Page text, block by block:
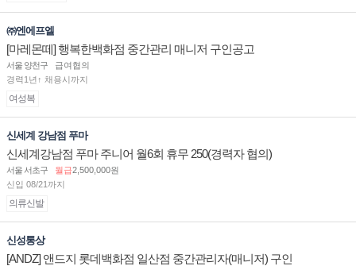
㈜엔에프엘
[마레몬떼] 행복한백화점 중간관리 매니저 구인공고
서울 양천구
급여협의
경력1년↑ 채용시까지
여성복
신세계 강남점 푸마
신세계강남점 푸마 주니어 월6회 휴무 250(경력자 협의)
서울 서초구 월급2,500,000원
신입 08/21까지
의류신발
신성통상
[ANDZ] 앤드지 롯데백화점 일산점 중간관리자(매니저) 구인